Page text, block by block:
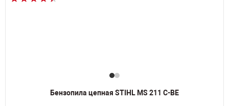
Бензопила цепная STIHL MS 211 C-BE